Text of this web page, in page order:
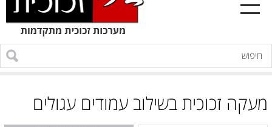
מעקה זכוכית בשילוב עמודים עגולים